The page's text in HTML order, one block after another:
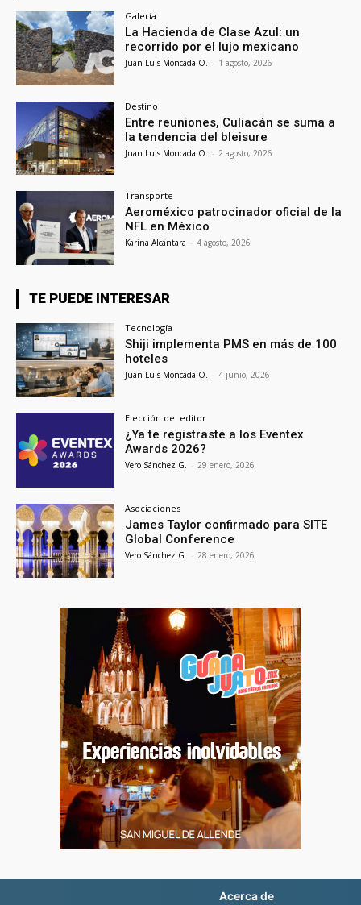
Galería
La Hacienda de Clase Azul: un
recorrido por el lujo mexicano
Juan Luis Moncada O. - 1 agosto, 2026
Destino
Entre reuniones, Culiacán se suma a
la tendencia del bleisure
Juan Luis Moncada O. - 2 agosto, 2026
Transporte
Aeroméxico patrocinador oficial de la
NFL en México
Karina Alcántara - 4 agosto, 2026
TE PUEDE INTERESAR
Tecnología
Shiji implementa PMS en más de 100
hoteles
Juan Luis Moncada O. - 4 junio, 2026
Elección del editor
¿Ya te registraste a los Eventex
Awards 2026?
Vero Sánchez G. - 29 enero, 2026
Asociaciones
James Taylor confirmado para SITE
Global Conference
Vero Sánchez G. - 28 enero, 2026
Acerca de